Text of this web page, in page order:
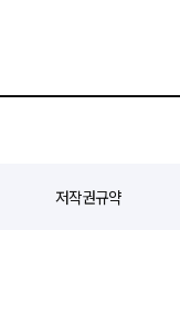
저작권규약